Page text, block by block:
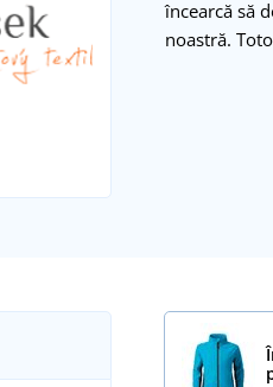
încearcă să
noastră.